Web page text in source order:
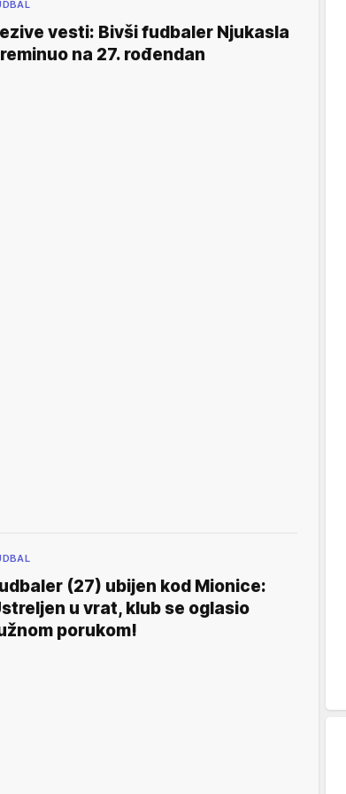
vesti: Bivši fudbaler Njukasla
na 27. rođendan
(27) ubijen kod Mionice:
u vrat, klub se oglasio
porukom!